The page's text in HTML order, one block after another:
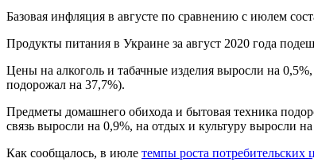
Базовая инфляция в августе по сравнению с июлем
Продукты питания в Украине за август 2020 года
Цены на алкоголь и табачные изделия выросли на
подорожал на 37,7%).
Предметы домашнего обихода и бытовая техника
связь выросли на 0,9%, на отдых и культуру выросли
Как сообщалось, в июле темпы роста потребительских